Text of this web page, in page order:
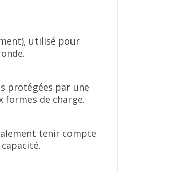
utilisé pour
protégées par une
formes de charge.
tenir compte